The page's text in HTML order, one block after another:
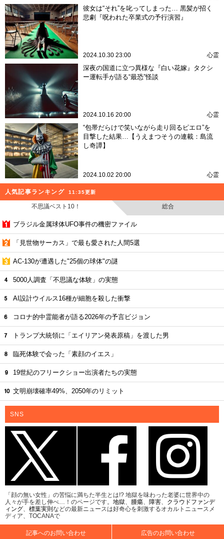
彼女は“それ”を叱ってしまった… 黒髪が招く
悲劇『呪われた卒業式の予行演習』
2024.10.30 23:00 心霊
深夜の国道に立つ異様な『白い花嫁』タクシ
ー運転手が語る“最恐”怪談
2024.10.16 20:00 心霊
“包帯だらけで笑いながら走り回るピエロ”を
目撃した結果…【うえまつそうの連載：島流
し奇譚】
2024.10.02 20:00 心霊
人気記事ランキング 11:35更新
不思議ベスト10！ 総合
ブラジル金属球体UFO事件の機密ファイル
「見世物サーカス」で最も愛された人間5選
AC-130が遭遇した"25個の球体"の謎
5000人調査「不思議な体験」の実態
AI設計ウイルス16種が細胞を殺した衝撃
コロナ的中霊能者が語る2026年の予言ビジョン
トランプ大統領に「エイリアン発表原稿」を渡した男
臨死体験で会った「素顔のイエス」
19世紀のフリークショー出演者たちの実態
文明崩壊確率49%、2050年のリミット
SNS
「顔の無い女性」の苦悩に満ちた半生とは!? 地獄を味わった老婆に世界中の
人々が手を差し伸べ…！のページです。 地獄、 腫瘍、 障害、 クラウドファンデ
ィング、 標葉実則 などの最新ニュースは好奇心を刺激するオカルトニュースメ
ディア、TOCANAで
記事へのお問い合わせ 広告のお問い合わせ